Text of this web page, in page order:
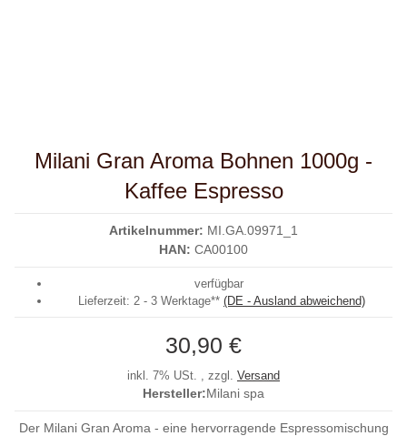
Milani Gran Aroma Bohnen 1000g -
Kaffee Espresso
Artikelnummer: MI.GA.09971_1
HAN: CA00100
verfügbar
Lieferzeit: 2 - 3 Werktage** (DE - Ausland abweichend)
30,90 €
inkl. 7% USt. , zzgl. Versand
Hersteller:Milani spa
Der Milani Gran Aroma - eine hervorragende Espressomischung